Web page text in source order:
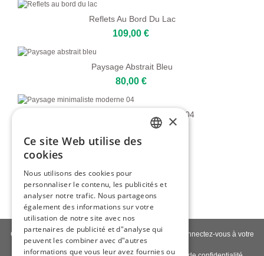
Reflets Au Bord Du Lac
109,00 €
Paysage Abstrait Bleu
80,00 €
Paysage Minimaliste Moderne 04
129,00 €
Contactez-nous| À propos de nous |Qualité giclée
Connectez-vous à votre
compte| Blog
GERMAN
FRENCH
SPANISH
×
Ce site Web utilise des
cookies
Nous utilisons des cookies pour
personnaliser le contenu, les publicités et
analyser notre trafic. Nous partageons
également des informations sur votre
utilisation de notre site avec nos
partenaires de publicité et d"analyse qui
peuvent les combiner avec d"autres
informations que vous leur avez fournies ou